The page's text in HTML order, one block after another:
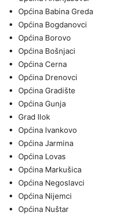
Općina Babina Greda
Općina Bogdanovci
Općina Borovo
Općina Bošnjaci
Općina Cerna
Općina Drenovci
Općina Gradište
Općina Gunja
Grad Ilok
Općina Ivankovo
Općina Jarmina
Općina Lovas
Općina Markušica
Općina Negoslavci
Općina Nijemci
Općina Nuštar